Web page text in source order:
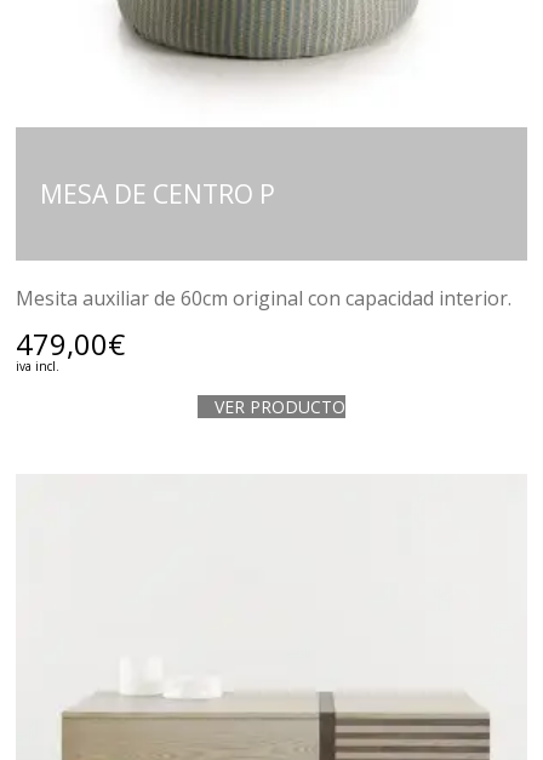
MESA DE CENTRO P
Mesita auxiliar de 60cm original con capacidad interior.
479,00€
iva incl.
VER PRODUCTO